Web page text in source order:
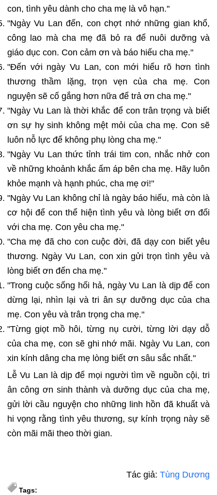
con, tình yêu dành cho cha mẹ là vô hạn."
"Ngày Vu Lan đến, con chợt nhớ những gian khổ,
công lao mà cha mẹ đã bỏ ra để nuôi dưỡng và
giáo dục con. Con cảm ơn và báo hiếu cha mẹ."
"Đến với ngày Vu Lan, con mới hiểu rõ hơn tình
thương thầm lặng, trọn vẹn của cha mẹ. Con
nguyện sẽ cố gắng hơn nữa để trả ơn cha mẹ."
"Ngày Vu Lan là thời khắc để con trân trọng và biết
ơn sự hy sinh không mệt mỏi của cha mẹ. Con sẽ
luôn nỗ lực để không phụ lòng cha mẹ."
"Ngày Vu Lan thức tỉnh trái tim con, nhắc nhở con
về những khoảnh khắc ấm áp bên cha mẹ. Hãy luôn
khỏe mạnh và hạnh phúc, cha mẹ ơi!"
"Ngày Vu Lan không chỉ là ngày báo hiếu, mà còn là
cơ hội để con thể hiện tình yêu và lòng biết ơn đối
với cha mẹ. Con yêu cha mẹ."
"Cha mẹ đã cho con cuộc đời, đã dạy con biết yêu
thương. Ngày Vu Lan, con xin gửi trọn tình yêu và
lòng biết ơn đến cha mẹ."
"Trong cuộc sống hối hả, ngày Vu Lan là dịp để con
dừng lại, nhìn lại và tri ân sự dưỡng dục của cha
mẹ. Con yêu và trân trọng cha mẹ."
"Từng giọt mồ hôi, từng nụ cười, từng lời dạy dỗ
của cha mẹ, con sẽ ghi nhớ mãi. Ngày Vu Lan, con
xin kính dâng cha mẹ lòng biết ơn sâu sắc nhất."
Lễ Vu Lan là dịp để mọi người tìm về nguồn cội, tri
ân công ơn sinh thành và dưỡng dục của cha mẹ,
gửi lời cầu nguyện cho những linh hồn đã khuất và
hi vọng rằng tình yêu thương, sự kính trọng này sẽ
còn mãi mãi theo thời gian.
Tác giả: Tùng Dương
Tags: